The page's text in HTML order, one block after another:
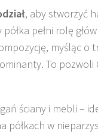
, aby stworzyć
pełni rolę
myśląc o
To pozwoli
ściany i mebli –
półkach w